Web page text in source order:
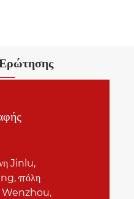
Jinlu,
πόλη
Wenzhou,